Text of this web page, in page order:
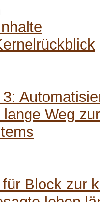
Weg
Block zur